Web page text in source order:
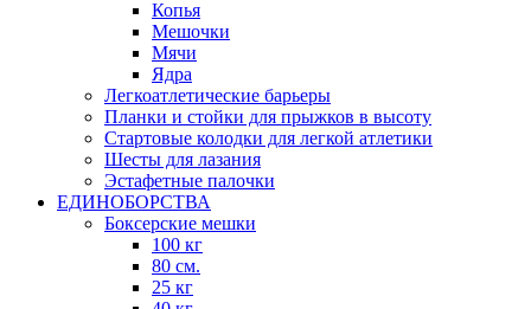
Копья
Мешочки
Мячи
Ядра
Легкоатлетические барьеры
Планки и стойки для прыжков в высоту
Стартовые колодки для легкой атлетики
Шесты для лазания
Эстафетные палочки
ЕДИНОБОРСТВА
Боксерские мешки
100 кг
80 см.
25 кг